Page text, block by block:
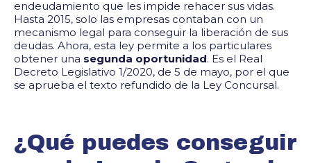
endeudamiento que les impide rehacer sus vidas.
Hasta 2015, solo las empresas contaban con un
mecanismo legal para conseguir la liberación de sus
deudas. Ahora, esta ley permite a los particulares
obtener una segunda oportunidad. Es el Real
Decreto Legislativo 1/2020, de 5 de mayo, por el que
se aprueba el texto refundido de la Ley Concursal.
¿Qué puedes conseguir